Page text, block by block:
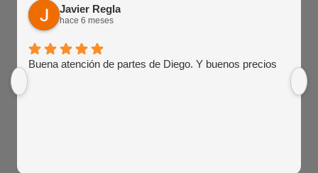
Javier Regla
hace 6 meses
Buena atención de partes de Diego. Y buenos precios